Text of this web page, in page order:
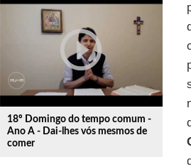
play_circle_outline
18º Domingo do tempo comum -
Ano A - Dai-lhes vós mesmos de
comer